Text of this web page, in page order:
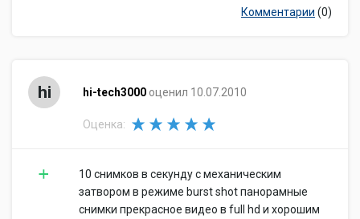
Комментарии (0)
hi hi-tech3000 оценил 10.07.2010
Оценка:
10 снимков в секунду с механическим
затвором в режиме burst shot панорамные
снимки прекрасное видео в full hd и хорошим